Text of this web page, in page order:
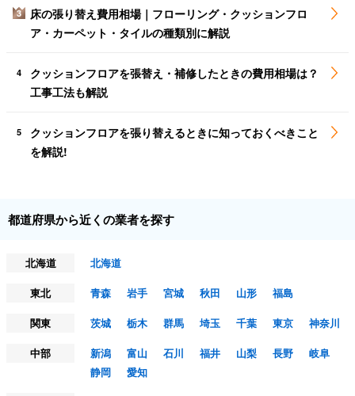
3
床の張り替え費用相場｜フローリング・クッションフロ
ア・カーペット・タイルの種類別に解説
4
クッションフロアを張替え・補修したときの費用相場は？
工事工法も解説
5
クッションフロアを張り替えるときに知っておくべきこと
を解説!
都道府県から近くの業者を探す
北海道
北海道
東北
青森 岩手 宮城 秋田 山形
福島
関東
茨城 栃木 群馬 埼玉 千葉 東京
神奈川
中部
新潟 富山 石川 福井 山梨 長野
岐阜
静岡
愛知